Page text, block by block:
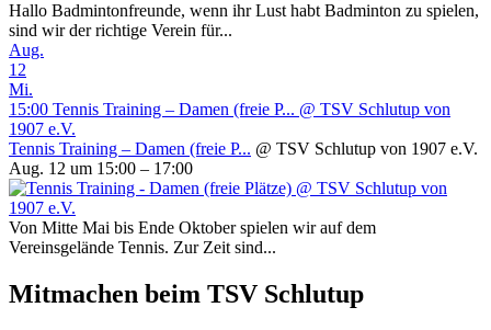
Hallo Badmintonfreunde, wenn ihr Lust habt Badminton zu spielen,
sind wir der richtige Verein für...
Aug.
12
Mi.
15:00 Tennis Training – Damen (freie P... @ TSV Schlutup von
1907 e.V.
Tennis Training – Damen (freie P... @ TSV Schlutup von 1907 e.V.
Aug. 12 um 15:00 – 17:00
Von Mitte Mai bis Ende Oktober spielen wir auf dem
Vereinsgelände Tennis. Zur Zeit sind...
Mitmachen beim TSV Schlutup